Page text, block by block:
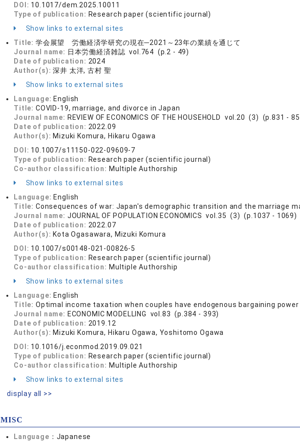
DOI: 10.1017/dem.2025.10011
Type of publication: Research paper (scientific journal)
Show links to external sites
Title: 学会展望 労働経済学研究の現在─2021～23年の業績を通じて
Journal name: 日本労働経済雑誌 vol.764 (p.2 - 49)
Date of publication: 2024
Author(s):深井 太洋, 古村 聖
Show links to external sites
Language: English
Title: COVID-19, marriage, and divorce in Japan
Journal name: REVIEW OF ECONOMICS OF THE HOUSEHOLD vol.20 (3) (p.831 -
Date of publication: 2022.09
Author(s): Mizuki Komura, Hikaru Ogawa
DOI: 10.1007/s11150-022-09609-7
Type of publication: Research paper (scientific journal)
Co-author classification: Multiple Authorship
Show links to external sites
Language: English
Title: Consequences of war: Japan's demographic transition and the marriage
Journal name: JOURNAL OF POPULATION ECONOMICS vol.35 (3) (p.1037 - 1069)
Date of publication: 2022.07
Author(s): Kota Ogasawara, Mizuki Komura
DOI: 10.1007/s00148-021-00826-5
Type of publication: Research paper (scientific journal)
Co-author classification: Multiple Authorship
Show links to external sites
Language: English
Title: Optimal income taxation when couples have endogenous bargaining power
Journal name: ECONOMIC MODELLING vol.83 (p.384 - 393)
Date of publication: 2019.12
Author(s): Mizuki Komura, Hikaru Ogawa, Yoshitomo Ogawa
DOI: 10.1016/j.econmod.2019.09.021
Type of publication: Research paper (scientific journal)
Co-author classification: Multiple Authorship
Show links to external sites
display all >>
MISC
Language： Japanese